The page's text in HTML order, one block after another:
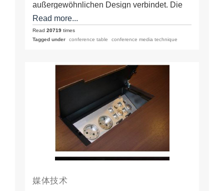
außergewöhnlichen Design verbindet. Die
Cockpitkonferenz besteht aus modularen
Elementen, die in beliebiger Anzahl…
Read more...
Read 20719 times
Tagged under
conference table conference media technique
媒体技术